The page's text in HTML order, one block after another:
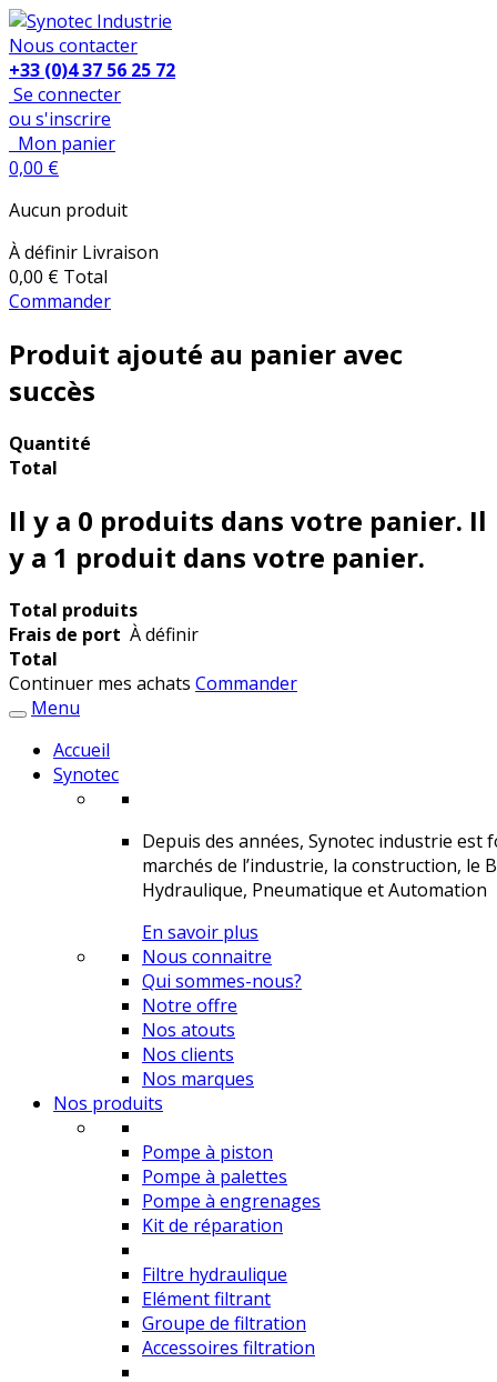
Nous contacter
+33 (0)4 37 56 25 72
Se connecter
ou s'inscrire
Mon panier
0,00 €
Aucun produit
À définir Livraison
0,00 € Total
Commander
Produit ajouté au panier avec
succès
Quantité
Total
Il y a 0 produits dans votre panier. Il
y a 1 produit dans votre panier.
Total produits
Frais de port À définir
Total
Continuer mes achats Commander
Menu
Accueil
Synotec
Depuis des années, Synotec industrie
marchés de l’industrie, la construction, le
Hydraulique, Pneumatique et Automation
En savoir plus
Nous connaitre
Qui sommes-nous?
Notre offre
Nos atouts
Nos clients
Nos marques
Nos produits
Pompe à piston
Pompe à palettes
Pompe à engrenages
Kit de réparation
Filtre hydraulique
Elément filtrant
Groupe de filtration
Accessoires filtration